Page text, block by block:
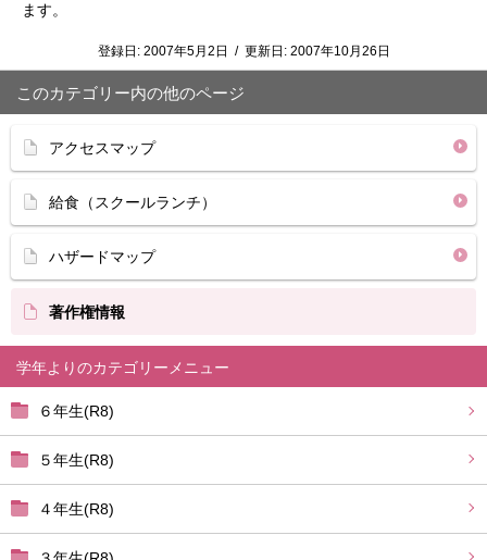
学年より
６年生(R8)
５年生(R8)
４年生(R8)
ます。
登録日: 2007年5月2日 / 更新日: 2007年10月26日
このカテゴリー内の他のページ
アクセスマップ
給食（スクールランチ）
ハザードマップ
著作権情報